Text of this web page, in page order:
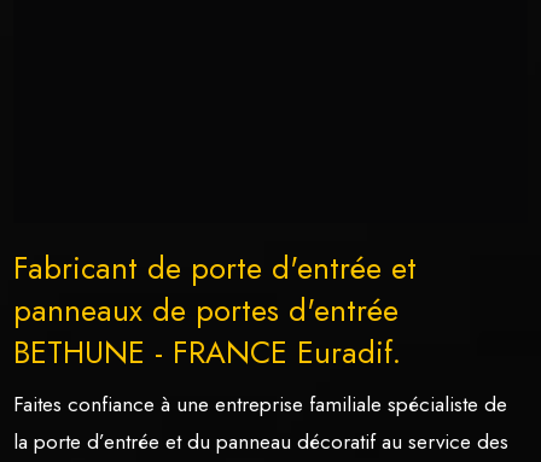
Fabricant de porte d'entrée et
panneaux de portes d'entrée
BETHUNE - FRANCE Euradif.
Faites confiance à une entreprise familiale spécialiste de
la porte d’entrée et du panneau décoratif au service des